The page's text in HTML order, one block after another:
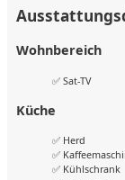
Kaffeemaschine,
Bad:
Fair-Trade
Sonstiges:
Wohnbereich
✅ Sat-TV
Küche
✅ Herd
✅
✅ Kühlschrank